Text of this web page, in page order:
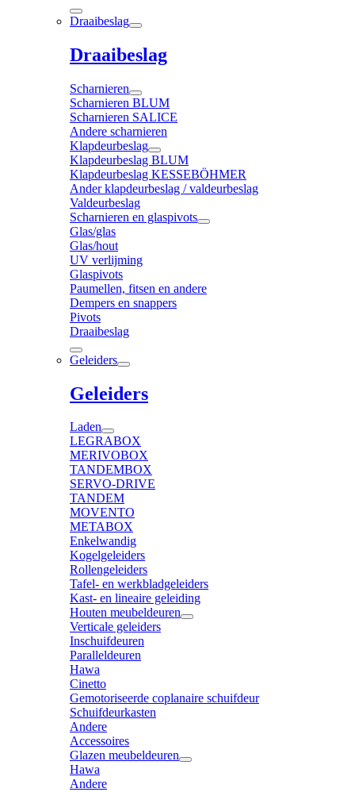
Draaibeslag
Draaibeslag
Scharnieren
Scharnieren BLUM
Scharnieren SALICE
Andere scharnieren
Klapdeurbeslag
Klapdeurbeslag BLUM
Klapdeurbeslag KESSEBÖHMER
Ander klapdeurbeslag / valdeurbeslag
Valdeurbeslag
Scharnieren en glaspivots
Glas/glas
Glas/hout
UV verlijming
Glaspivots
Paumellen, fitsen en andere
Dempers en snappers
Pivots
Draaibeslag
Geleiders
Geleiders
Laden
LEGRABOX
MERIVOBOX
TANDEMBOX
SERVO-DRIVE
TANDEM
MOVENTO
METABOX
Enkelwandig
Kogelgeleiders
Rollengeleiders
Tafel- en werkbladgeleiders
Kast- en lineaire geleiding
Houten meubeldeuren
Verticale geleiders
Inschuifdeuren
Paralleldeuren
Hawa
Cinetto
Gemotoriseerde coplanaire schuifdeur
Schuifdeurkasten
Andere
Accessoires
Glazen meubeldeuren
Hawa
Andere